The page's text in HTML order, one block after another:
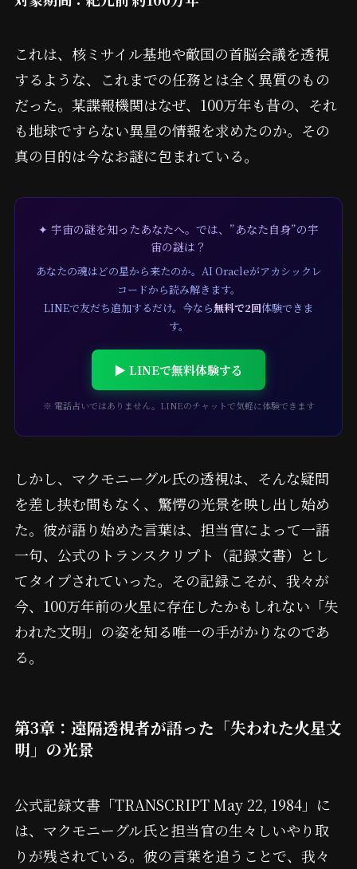
これは、核ミサイル基地や敵国の首脳会議を透視
するような、これまでの任務とは全く異質のもの
だった。某諜報機関はなぜ、100万年も昔の、それ
も地球ですらない異星の情報を求めたのか。その
真の目的は今なお謎に包まれている。
✦ 宇宙の謎を知ったあなたへ。では、”あなた自身”の宇
宙の謎は？
あなたの魂はどの星から来たのか。AI Oracleがアカシックレ
コードから読み解きます。
LINEで友だち追加するだけ。今なら無料で2回体験できま
す。
▶ LINEで無料体験する
※ 電話占いではありません。LINEのチャットで気軽に体験できます
しかし、マクモニーグル氏の透視は、そんな疑問
を差し挟む間もなく、驚愕の光景を映し出し始め
た。彼が語り始めた言葉は、担当官によって一語
一句、公式のトランスクリプト（記録文書）とし
てタイプされていった。その記録こそが、我々が
今、100万年前の火星に存在したかもしれない「失
われた文明」の姿を知る唯一の手がかりなのであ
る。
第3章：遠隔透視者が語った「失われた火星文
明」の光景
公式記録文書「TRANSCRIPT May 22, 1984」に
は、マクモニーグル氏と担当官の生々しいやり取
りが残されている。彼の言葉を追うことで、我々